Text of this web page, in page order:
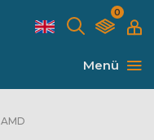
0
Menü
AMD